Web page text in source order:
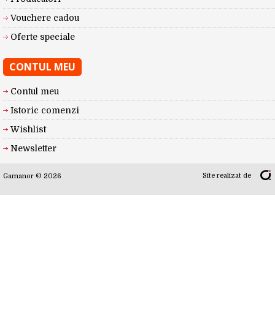
Vouchere cadou
Oferte speciale
CONTUL MEU
Contul meu
Istoric comenzi
Wishlist
Newsletter
Gamanor © 2026 Site realizat de